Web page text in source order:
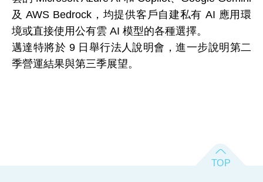
及 AWS Bedrock，均提供客戶自建私有 AI 應用環
境或直接使用公有雲 AI 模型的各種選擇。
邁達特將於 9 日舉行法人說明會，進一步說明第二
季營運結果與第三季展望。